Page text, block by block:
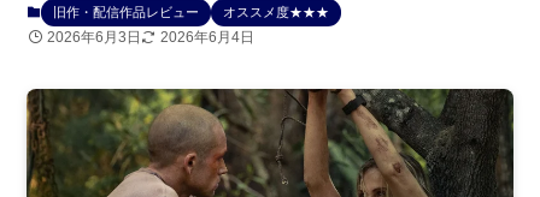
旧作・配信作品レビュー オススメ度★★★
2026年6月3日 2026年6月4日